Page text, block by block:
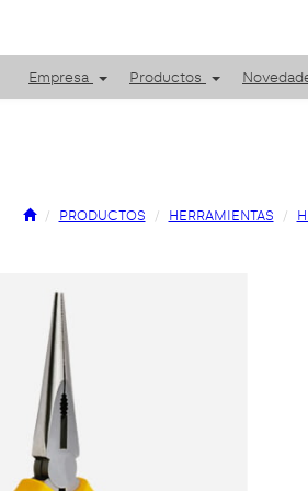
Empresa Productos
PRODUCTOS HERRAMIENTAS